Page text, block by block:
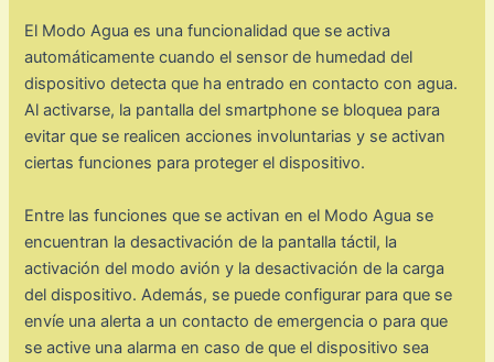
El Modo Agua es una funcionalidad que se activa
automáticamente cuando el sensor de humedad del
dispositivo detecta que ha entrado en contacto con agua.
Al activarse, la pantalla del smartphone se bloquea para
evitar que se realicen acciones involuntarias y se activan
ciertas funciones para proteger el dispositivo.
Entre las funciones que se activan en el Modo Agua se
encuentran la desactivación de la pantalla táctil, la
activación del modo avión y la desactivación de la carga
del dispositivo. Además, se puede configurar para que se
envíe una alerta a un contacto de emergencia o para que
se active una alarma en caso de que el dispositivo sea